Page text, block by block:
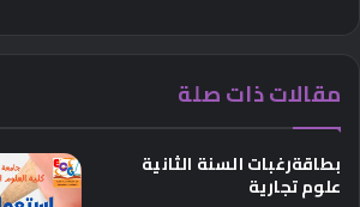
مقالات ذات صلة
بطاقةرغبات السنة الثانية
علوم تجارية